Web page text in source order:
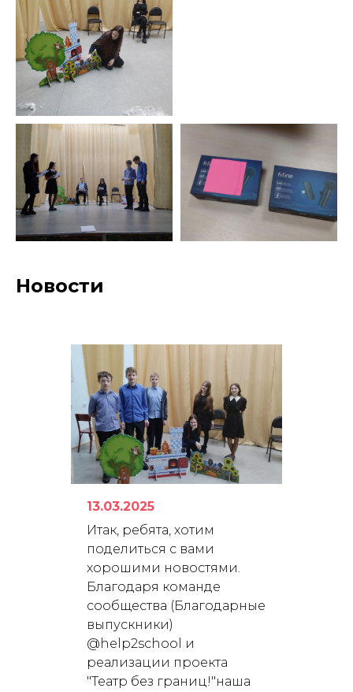
Новости
13.03.2025
Итак, ребята, хотим
поделиться с вами
хорошими новостями.
Благодаря команде
сообщества (Благодарные
выпускники)
@help2school и
реализации проекта
"Театр без границ!"наша